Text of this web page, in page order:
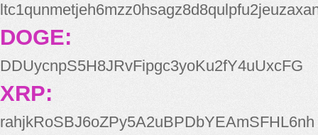
DOGE:
DDUycnpS5H8JRvFipgc3yoKu2fY4uUxcFG
XRP:
rahjkRoSBJ6oZPy5A2uBPDbYEAmSFHL6nh